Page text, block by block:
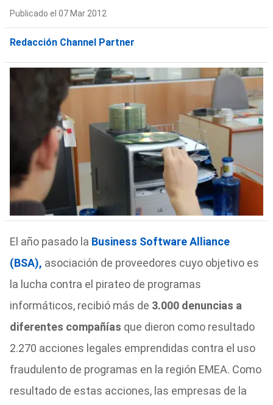
Publicado el 07 Mar 2012
Redacción Channel Partner
El año pasado la Business Software Alliance
(BSA), asociación de proveedores cuyo objetivo es
la lucha contra el pirateo de programas
informáticos, recibió más de 3.000 denuncias a
diferentes compañías que dieron como resultado
2.270 acciones legales emprendidas contra el uso
fraudulento de programas en la región EMEA. Como
resultado de estas acciones, las empresas de la